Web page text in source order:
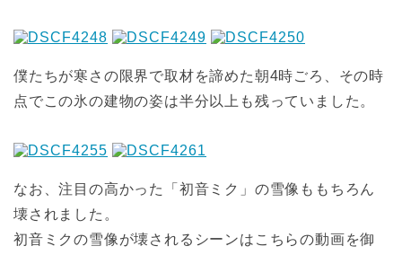
僕たちが寒さの限界で取材を諦めた朝4時ごろ、その時
点でこの氷の建物の姿は半分以上も残っていました。
なお、注目の高かった「初音ミク」の雪像ももちろん
壊されました。
初音ミクの雪像が壊されるシーンはこちらの動画を御